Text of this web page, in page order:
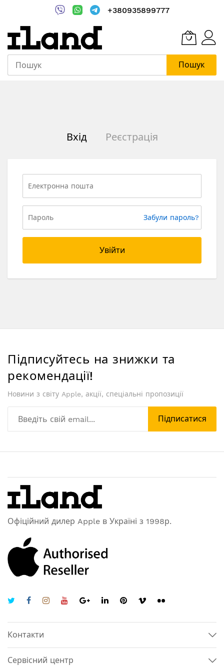
+380935899777
Пошук
Вхід Реєстрація
Забули пароль?
Увійти
Підписуйтесь на знижки та
рекомендації!
Новини з світу Apple, акції, спеціальні пропозиції
Підписатися
Офіційний дилер Apple в Україні з 1998р.
Контакти
Сервісний центр